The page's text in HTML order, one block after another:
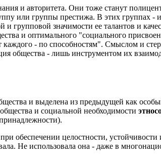
и авторитета. Они тоже станут
или группы престижа. В этих группах -
и групповой значимости ее талантов и
и оптимального "социального
каждого - по способностям". Смыслом и
общества - лишь инструментом их
и выделена из предыдущей как
и социальной необходимости
обеспечении целостности,
Не использовала она - даже в